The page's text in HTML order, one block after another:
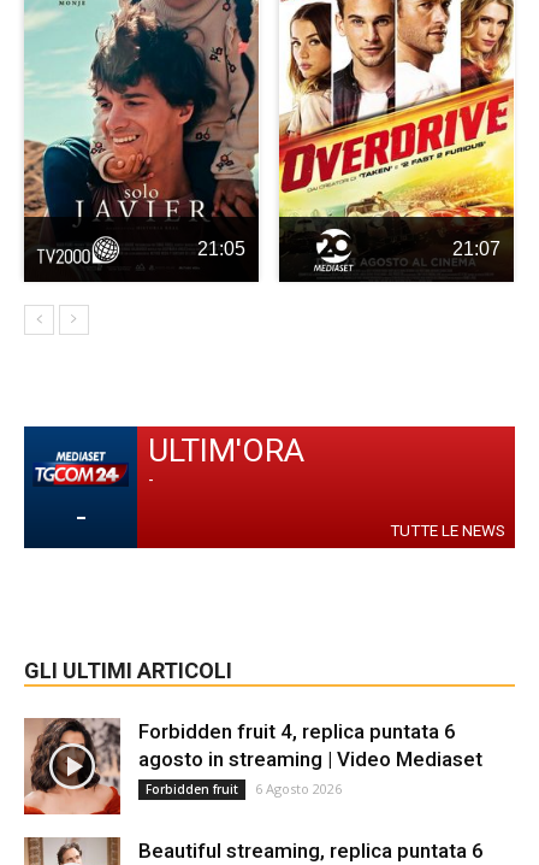
21:05 21:07
-
ULTIM'ORA
-
TUTTE LE NEWS
GLI ULTIMI ARTICOLI
Forbidden fruit 4, replica puntata 6
agosto in streaming | Video Mediaset
Forbidden fruit 6 Agosto 2026
Beautiful streaming, replica puntata 6